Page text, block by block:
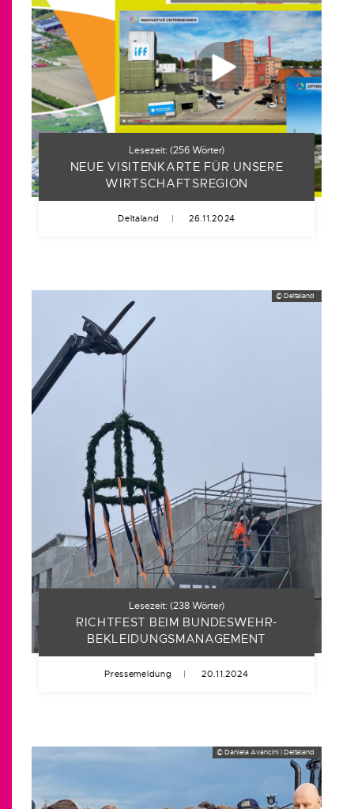
Lesezeit:(256Wörter)
NEUE VISITENKARTE FÜR UNSERE
WIRTSCHAFTSREGION
Deltaland | 26.11.2024
© Deltaland
Lesezeit:(238Wörter)
RICHTFEST BEIM BUNDESWEHR-
BEKLEIDUNGSMANAGEMENT
Pressemeldung 20.11.2024
© Daniela Avancini | Deltaland